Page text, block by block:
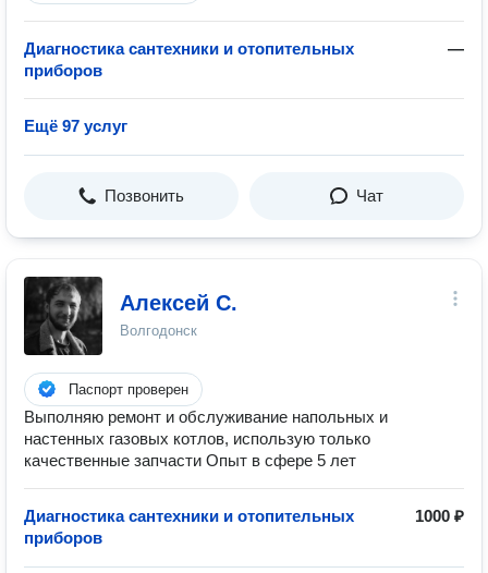
Диагностика сантехники и отопительных
приборов
—
Ещё 97 услуг
Позвонить Чат
Алексей С.
Волгодонск
Паспорт проверен
Выполняю ремонт и обслуживание напольных и
настенных газовых котлов, использую только
качественные запчасти Опыт в сфере 5 лет
Диагностика сантехники и отопительных
приборов
1000 ₽